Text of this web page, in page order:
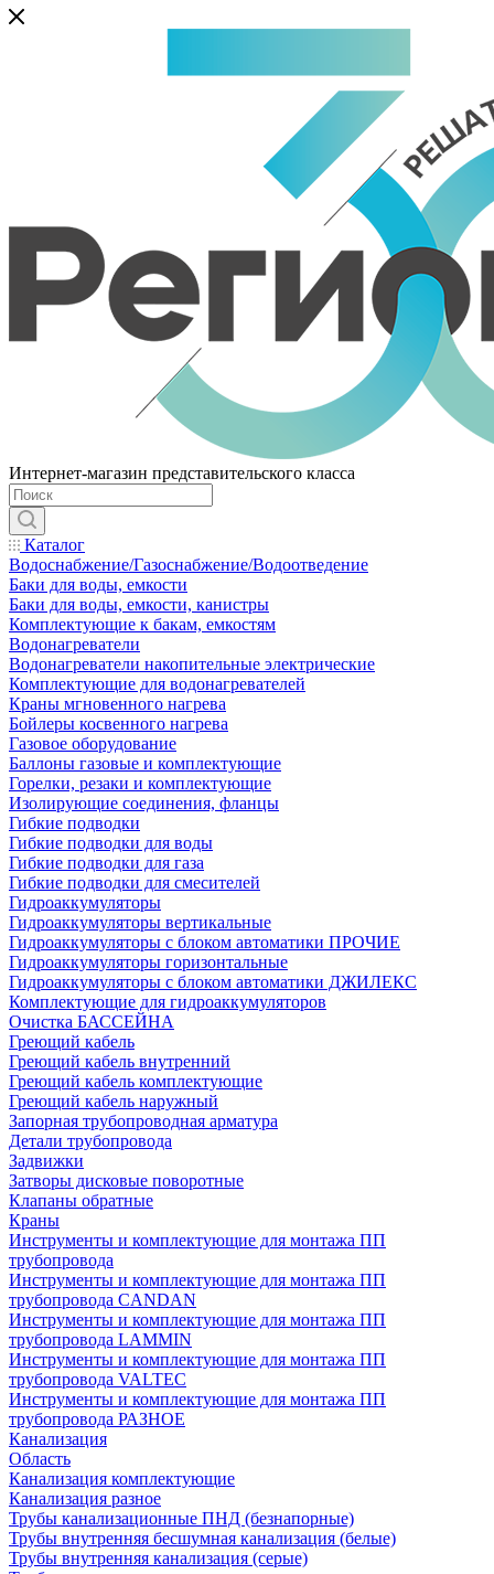
Интернет-магазин представительского класса
Каталог
Водоснабжение/Газоснабжение/Водоотведение
Баки для воды, емкости
Баки для воды, емкости, канистры
Комплектующие к бакам, емкостям
Водонагреватели
Водонагреватели накопительные электрические
Комплектующие для водонагревателей
Краны мгновенного нагрева
Бойлеры косвенного нагрева
Газовое оборудование
Баллоны газовые и комплектующие
Горелки, резаки и комплектующие
Изолирующие соединения, фланцы
Гибкие подводки
Гибкие подводки для воды
Гибкие подводки для газа
Гибкие подводки для смесителей
Гидроаккумуляторы
Гидроаккумуляторы вертикальные
Гидроаккумуляторы с блоком автоматики ПРОЧИЕ
Гидроаккумуляторы горизонтальные
Гидроаккумуляторы с блоком автоматики ДЖИЛЕКС
Комплектующие для гидроаккумуляторов
Очистка БАССЕЙНА
Греющий кабель
Греющий кабель внутренний
Греющий кабель комплектующие
Греющий кабель наружный
Запорная трубопроводная арматура
Детали трубопровода
Задвижки
Затворы дисковые поворотные
Клапаны обратные
Краны
Инструменты и комплектующие для монтажа ПП
трубопровода
Инструменты и комплектующие для монтажа ПП
трубопровода CANDAN
Инструменты и комплектующие для монтажа ПП
трубопровода LAMMIN
Инструменты и комплектующие для монтажа ПП
трубопровода VALTEC
Инструменты и комплектующие для монтажа ПП
трубопровода РАЗНОЕ
Канализация
Область
Канализация комплектующие
Канализация разное
Трубы канализационные ПНД (безнапорные)
Трубы внутренняя бесшумная канализация (белые)
Трубы внутренняя канализация (серые)